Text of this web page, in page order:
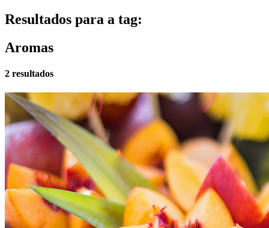
Resultados para a tag:
Aromas
2 resultados